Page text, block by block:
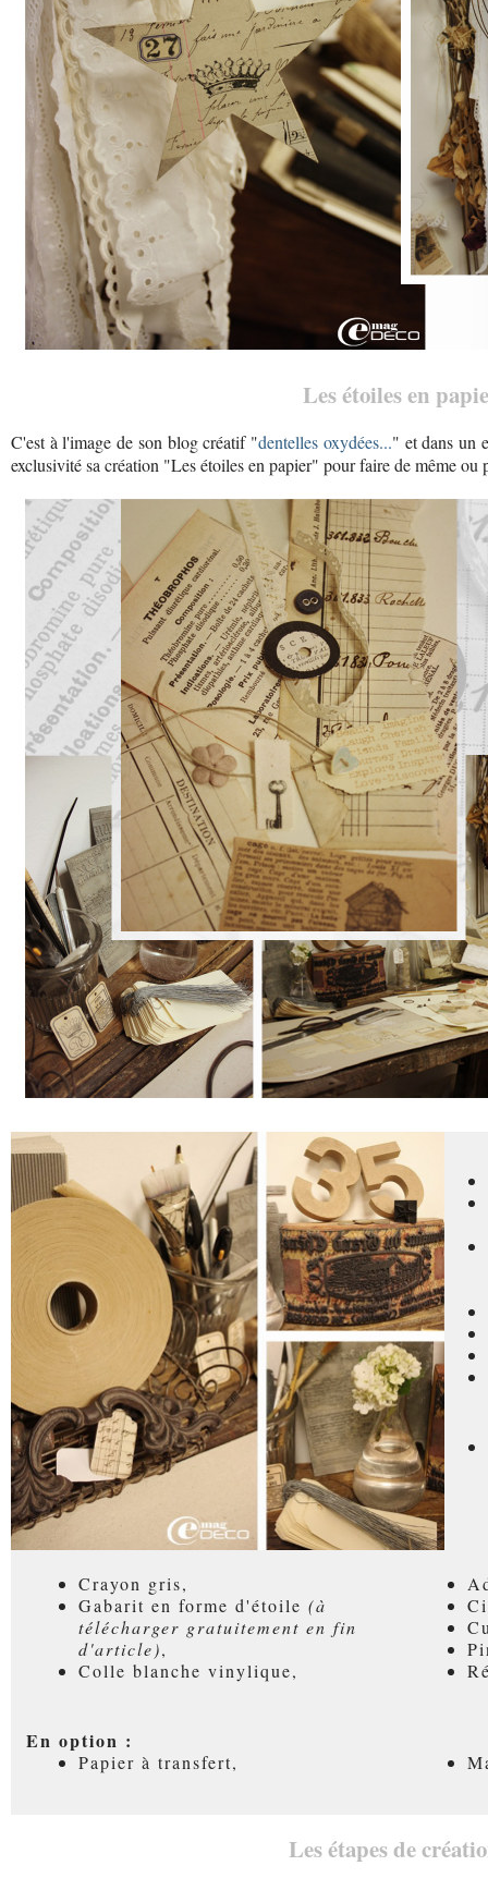
Les étoiles en
C'est à l'image de son blog créatif "dentelles oxydées..." et dans un
exclusivité sa création "Les étoiles en papier" pour faire de même ou
Crayon gris,
Gabarit en forme d'étoile (à
télécharger gratuitement en fin
d'article),
Colle blanche vinylique,
En option :
Papier à transfert,
Les étapes de